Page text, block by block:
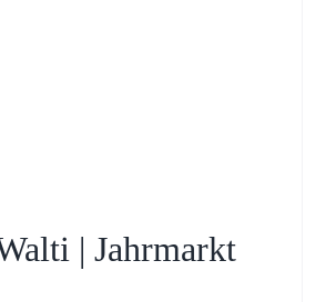
| Jahrmarkt